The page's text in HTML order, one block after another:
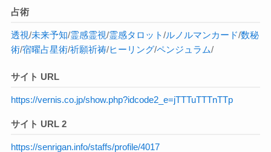
占術
透視/未来予知/霊感霊視/霊感タロット/ルノルマンカード/数秘
術/宿曜占星術/祈願祈祷/ヒーリング/ペンジュラム/
サイト URL
https://vernis.co.jp/show.php?idcode2_e=jTTTuTTTnTTp
サイト URL 2
https://senrigan.info/staffs/profile/4017